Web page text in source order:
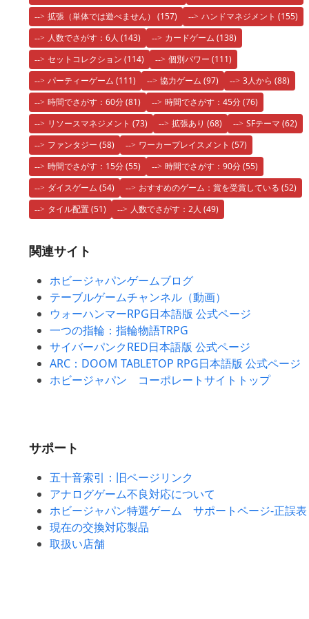
拡張（単体では遊べません） (157) ハンドマネジメント (155)
人数でさがす：6人 (143) カードゲーム (138)
セットコレクション (114) 個別パワー (111)
パーティーゲーム (111) 協力ゲーム (97) 3人から (88)
時間でさがす：60分(81) 時間でさがす：45分(76)
リソースマネジメント (73) 拡張あり (68) SFテーマ (62)
ファンタジー (58) ワーカープレイスメント (57)
時間でさがす：15分(55) 時間でさがす：90分(55)
ダイスゲーム (54) おすすめのゲーム：賞を受賞している (52)
タイル配置(51) 人数でさがす：2人 (49)
関連サイト
ホビージャパンゲームブログ
テーブルゲームチャンネル（動画）
ウォーハンマーRPG日本語版 公式ページ
一つの指輪：指輪物語TRPG
サイバーパンクRED日本語版 公式ページ
ARC：DOOM TABLETOP RPG日本語版 公式ページ
ホビージャパン コーポレートサイトトップ
サポート
五十音索引：旧ページリンク
アナログゲーム不良対応について
ホビージャパン特選ゲーム サポートページ-正誤表
現在の交換対応製品
取扱い店舗